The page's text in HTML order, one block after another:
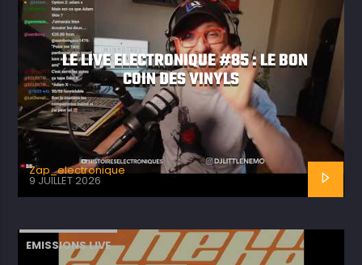
LE LIVE ELECTRONIQUE #85 : LE BON
COIN DES VINYLS
Zap_electronique
9 JUILLET 2026
EMISSIONS LIVE